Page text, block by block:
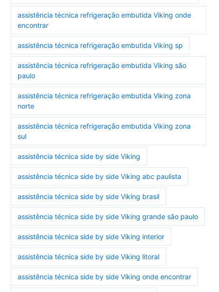
assistência técnica refrigeração embutida Viking onde
encontrar
assistência técnica refrigeração embutida Viking sp
assistência técnica refrigeração embutida Viking são
paulo
assistência técnica refrigeração embutida Viking zona
norte
assistência técnica refrigeração embutida Viking zona
sul
assistência técnica side by side Viking
assistência técnica side by side Viking abc paulista
assistência técnica side by side Viking brasil
assistência técnica side by side Viking grande são paulo
assistência técnica side by side Viking interior
assistência técnica side by side Viking litoral
assistência técnica side by side Viking onde encontrar